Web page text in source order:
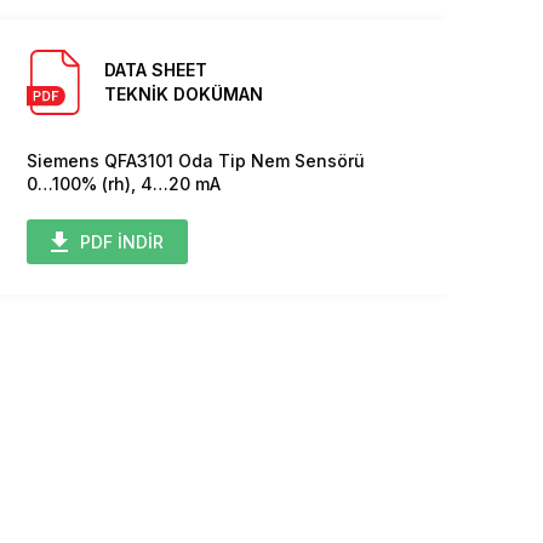
DATA SHEET
TEKNİK DOKÜMAN
Siemens QFA3101 Oda Tip Nem Sensörü
0…100% (rh), 4…20 mA
PDF İNDİR